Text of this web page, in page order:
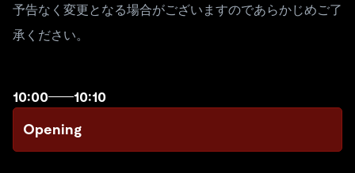
予告なく変更となる場合がございますのであらかじめご了
承ください。
10:00
10:10
Opening